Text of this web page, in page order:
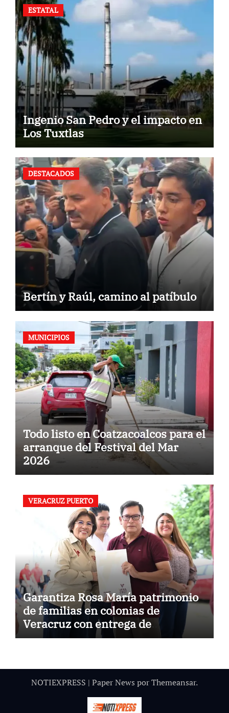
ESTATAL
Ingenio San Pedro y el impacto en
Los Tuxtlas
DESTACADOS
Bertín y Raúl, camino al patíbulo
MUNICIPIOS
Todo listo en Coatzacoalcos para el
arranque del Festival del Mar
2026
VERACRUZ PUERTO
Garantiza Rosa María patrimonio
de familias en colonias de
Veracruz con entrega de
escrituras
NOTIEXPRESS | Paper News porThemeansar.